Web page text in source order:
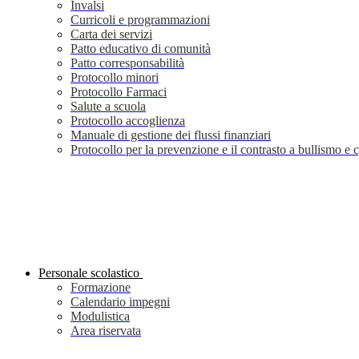
Invalsi
Curricoli e programmazioni
Carta dei servizi
Patto educativo di comunità
Patto corresponsabilità
Protocollo minori
Protocollo Farmaci
Salute a scuola
Protocollo accoglienza
Manuale di gestione dei flussi finanziari
Protocollo per la prevenzione e il contrasto a bullismo e
Personale scolastico
Formazione
Calendario impegni
Modulistica
Area riservata